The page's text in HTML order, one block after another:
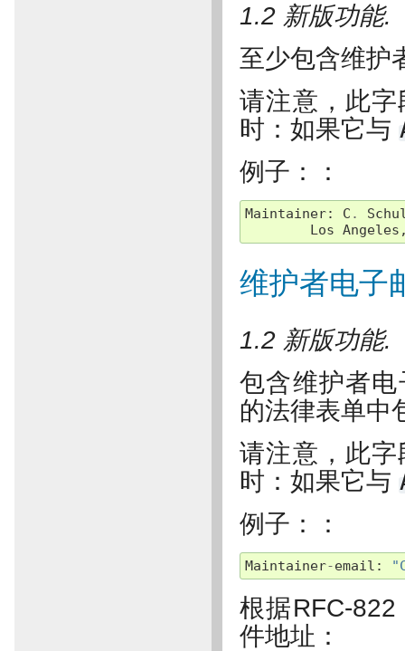
1.2 新版功能.
至少包含维护
请注意，此
时：如果它与
例子：：
Maintainer: C .
Los Angeles
维护者电子
1.2 新版功能.
包含维护者
的法律表单中
请注意，此
时：如果它与
例子：：
Maintainer-email :
根据RFC-
件地址：